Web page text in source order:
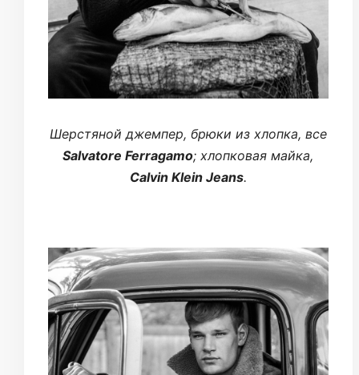
Шерстяной джемпер, брюки из хлопка, все
Salvatore Ferragamo; хлопковая майка,
Calvin Klein Jeans.